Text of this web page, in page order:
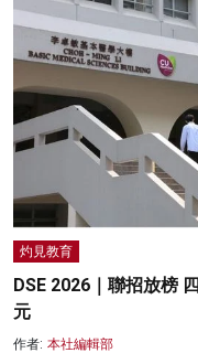
灼見教育
DSE 2026｜聯招放榜
元
作者: 本社編輯部